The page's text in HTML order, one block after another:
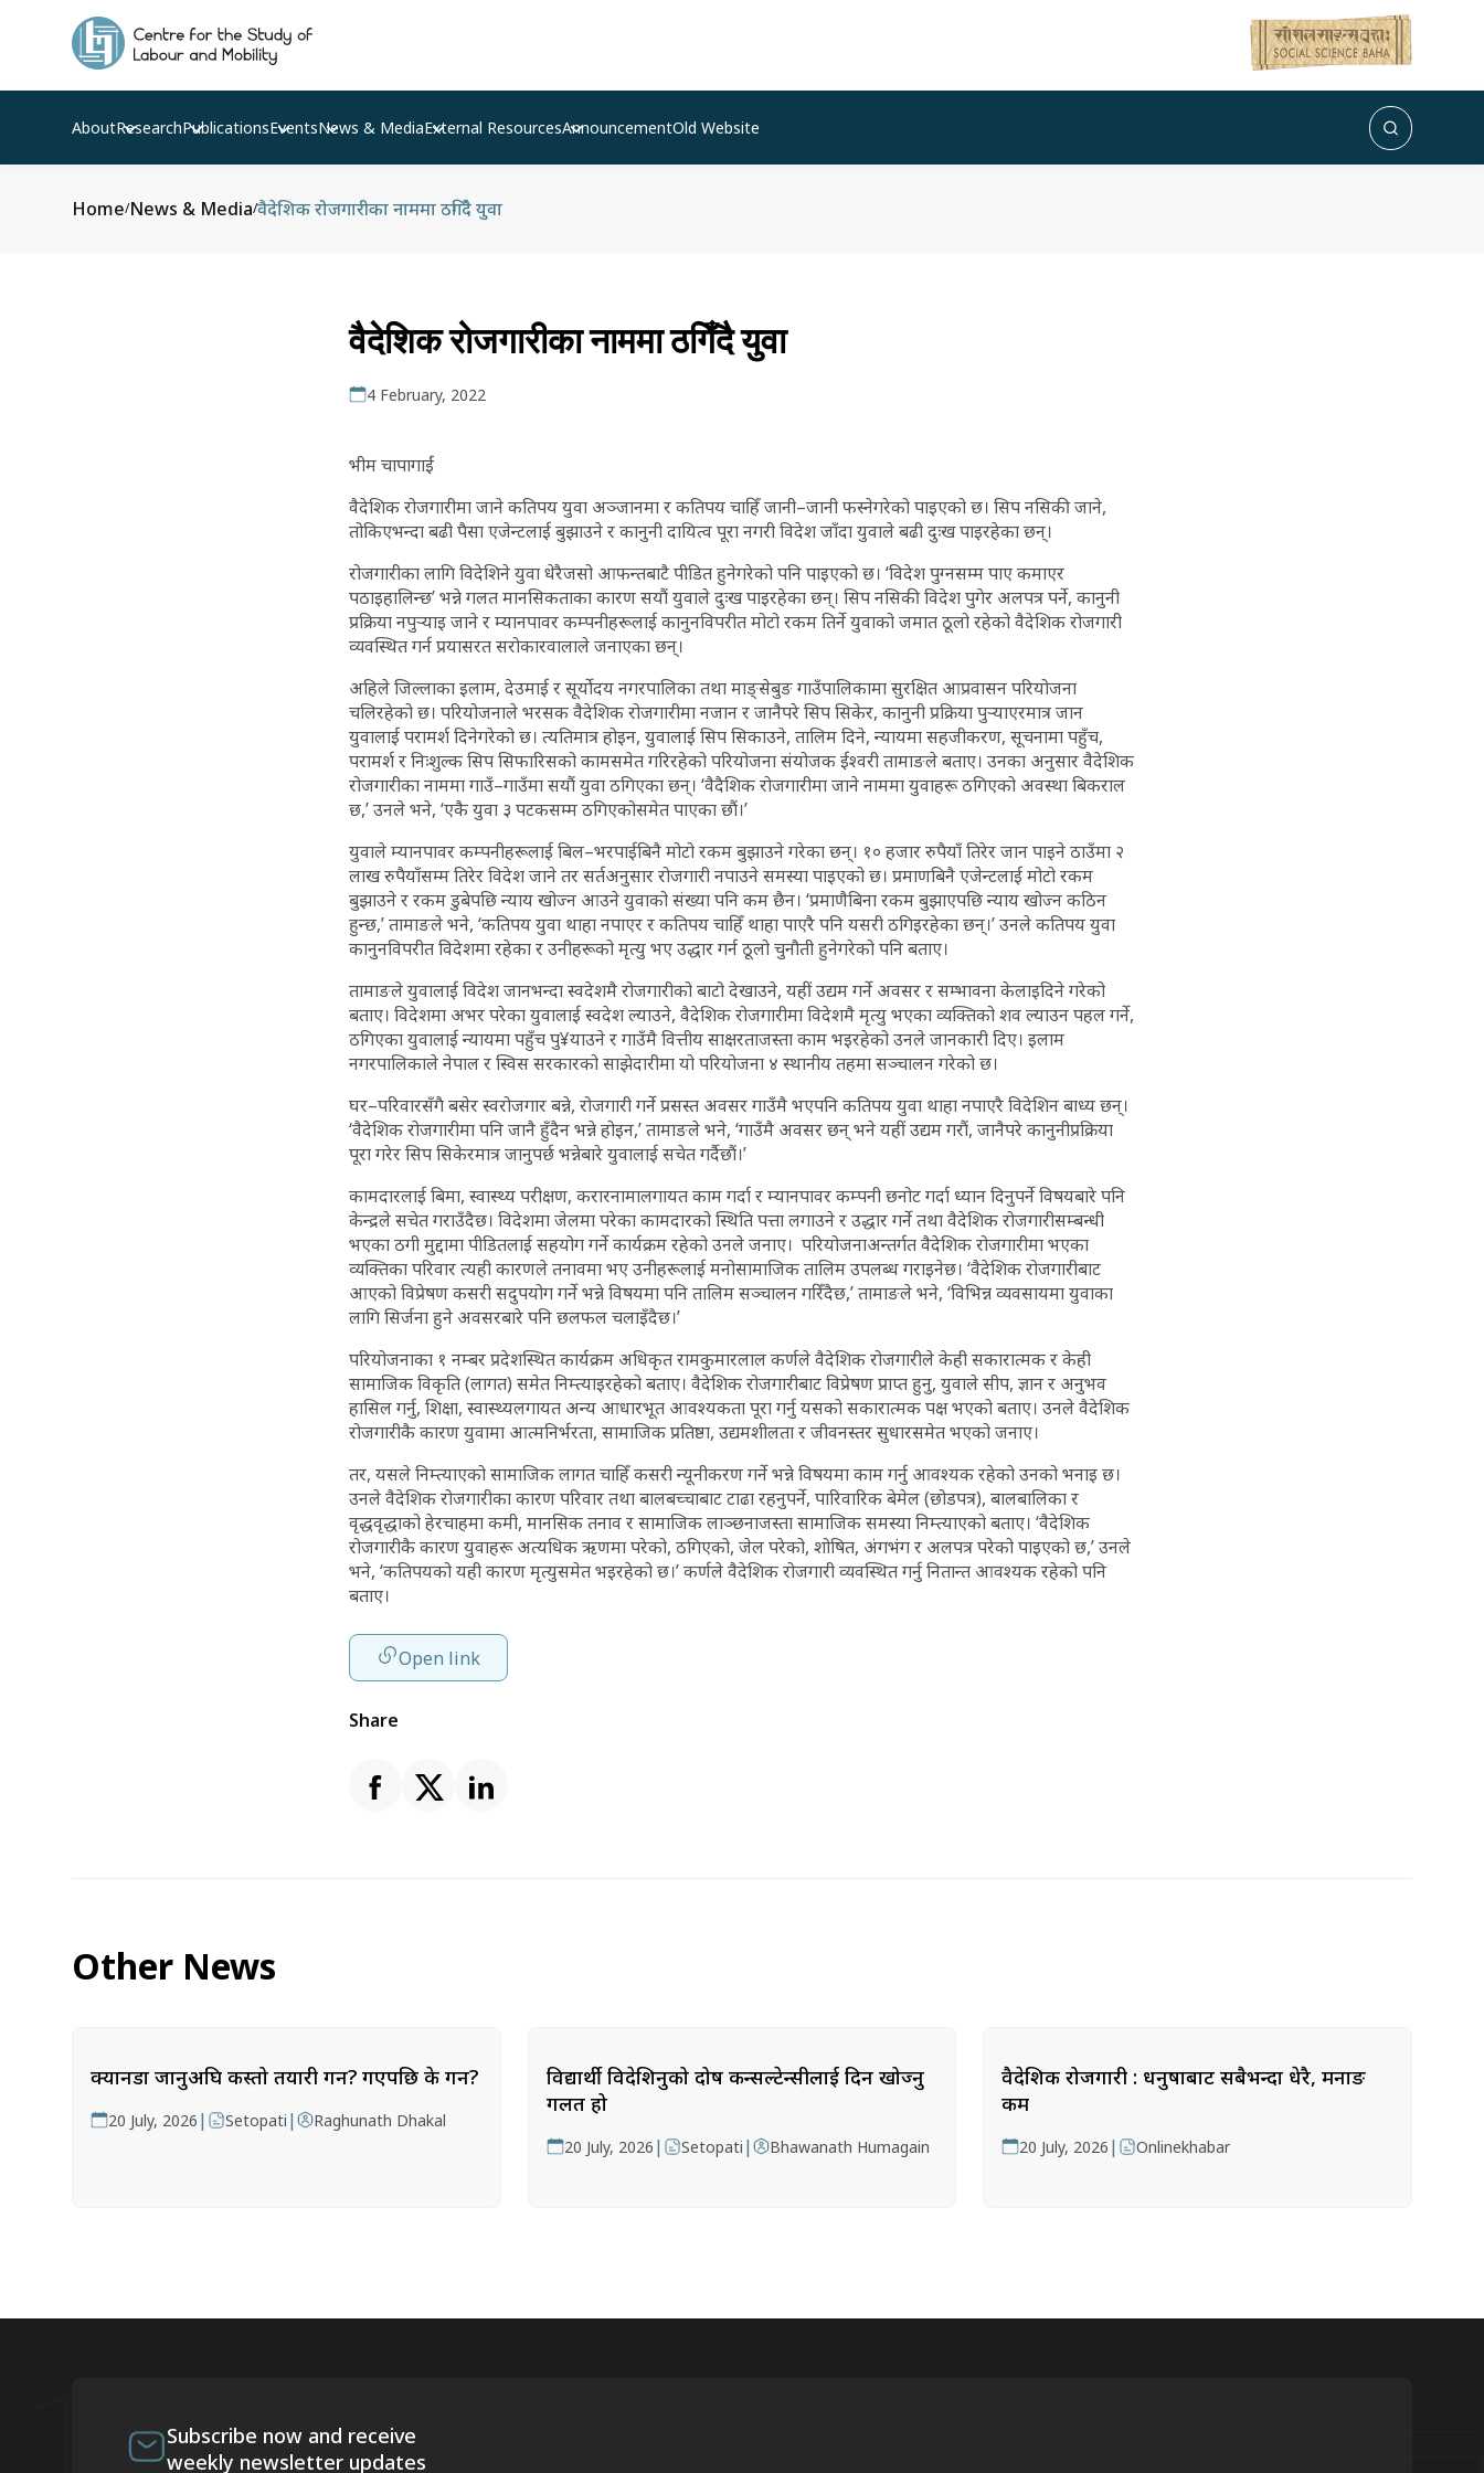
AboutResearchPublicationsEventsNews & MediaExternal ResourcesAnnouncementOld Website
Home/News & Media/वैदेशिक रोजगारीका नाममा ठगिँदै युवा
वैदेशिक रोजगारीका नाममा ठगिँदै युवा
4 February, 2022
भीम चापागाईं
वैदेशिक रोजगारीमा जाने कतिपय युवा अञ्जानमा र कतिपय चाहिँ जानी–जानी फस्नेगरेको पाइएको छ। सिप नसिकी जाने,
तोकिएभन्दा बढी पैसा एजेन्टलाई बुझाउने र कानुनी दायित्व पूरा नगरी विदेश जाँदा युवाले बढी दुःख पाइरहेका छन्।
रोजगारीका लागि विदेशिने युवा धेरैजसो आफन्तबाटै पीडित हुनेगरेको पनि पाइएको छ। ‘विदेश पुग्नसम्म पाए कमाएर
पठाइहालिन्छ’ भन्ने गलत मानसिकताका कारण सयौं युवाले दुःख पाइरहेका छन्। सिप नसिकी विदेश पुगेर अलपत्र पर्ने, कानुनी
प्रक्रिया नपुर्‍याइ जाने र म्यानपावर कम्पनीहरूलाई कानुनविपरीत मोटो रकम तिर्ने युवाको जमात ठूलो रहेको वैदेशिक रोजगारी
व्यवस्थित गर्न प्रयासरत सरोकारवालाले जनाएका छन्।
अहिले जिल्लाका इलाम, देउमाई र सूर्याेदय नगरपालिका तथा माङ्सेबुङ गाउँपालिकामा सुरक्षित आप्रवासन परियोजना
चलिरहेको छ। परियोजनाले भरसक वैदेशिक रोजगारीमा नजान र जानैपरे सिप सिकेर, कानुनी प्रक्रिया पुर्‍याएरमात्र जान
युवालाई परामर्श दिनेगरेको छ। त्यतिमात्र होइन, युवालाई सिप सिकाउने, तालिम दिने, न्यायमा सहजीकरण, सूचनामा पहुँच,
परामर्श र निःशुल्क सिप सिफारिसको कामसमेत गरिरहेको परियोजना संयोजक ईश्वरी तामाङले बताए। उनका अनुसार वैदेशिक
रोजगारीका नाममा गाउँ–गाउँमा सयौं युवा ठगिएका छन्। ‘वैदैशिक रोजगारीमा जाने नाममा युवाहरू ठगिएको अवस्था बिकराल
छ,’ उनले भने, ‘एकै युवा ३ पटकसम्म ठगिएकोसमेत पाएका छौं।’
युवाले म्यानपावर कम्पनीहरूलाई बिल–भरपाईबिनै मोटो रकम बुझाउने गरेका छन्। १० हजार रुपैयाँ तिरेर जान पाइने ठाउँमा २
लाख रुपैयाँसम्म तिरेर विदेश जाने तर सर्तअनुसार रोजगारी नपाउने समस्या पाइएको छ। प्रमाणबिनै एजेन्टलाई मोटो रकम
बुझाउने र रकम डुबेपछि न्याय खोज्न आउने युवाको संख्या पनि कम छैन। ‘प्रमाणैबिना रकम बुझाएपछि न्याय खोज्न कठिन
हुन्छ,’ तामाङले भने, ‘कतिपय युवा थाहा नपाएर र कतिपय चाहिँ थाहा पाएरै पनि यसरी ठगिइरहेका छन्।’ उनले कतिपय युवा
कानुनविपरीत विदेशमा रहेका र उनीहरूको मृत्यु भए उद्धार गर्न ठूलो चुनौती हुनेगरेको पनि बताए।
तामाङले युवालाई विदेश जानभन्दा स्वदेशमै रोजगारीको बाटो देखाउने, यहीं उद्यम गर्ने अवसर र सम्भावना केलाइदिने गरेको
बताए। विदेशमा अभर परेका युवालाई स्वदेश ल्याउने, वैदेशिक रोजगारीमा विदेशमै मृत्यु भएका व्यक्तिको शव ल्याउन पहल गर्ने,
ठगिएका युवालाई न्यायमा पहुँच पु¥याउने र गाउँमै वित्तीय साक्षरताजस्ता काम भइरहेको उनले जानकारी दिए। इलाम
नगरपालिकाले नेपाल र स्विस सरकारको साझेदारीमा यो परियोजना ४ स्थानीय तहमा सञ्चालन गरेको छ।
घर–परिवारसँगै बसेर स्वरोजगार बन्ने, रोजगारी गर्ने प्रसस्त अवसर गाउँमै भएपनि कतिपय युवा थाहा नपाएरै विदेशिन बाध्य छन्।
‘वैदेशिक रोजगारीमा पनि जानै हुँदैन भन्ने होइन,’ तामाङले भने, ‘गाउँमै अवसर छन् भने यहीं उद्यम गरौं, जानैपरे कानुनीप्रक्रिया
पूरा गरेर सिप सिकेरमात्र जानुपर्छ भन्नेबारे युवालाई सचेत गर्दैछौं।’
कामदारलाई बिमा, स्वास्थ्य परीक्षण, करारनामालगायत काम गर्दा र म्यानपावर कम्पनी छनोट गर्दा ध्यान दिनुपर्ने विषयबारे पनि
केन्द्रले सचेत गराउँदैछ। विदेशमा जेलमा परेका कामदारको स्थिति पत्ता लगाउने र उद्धार गर्ने तथा वैदेशिक रोजगारीसम्बन्धी
भएका ठगी मुद्दामा पीडितलाई सहयोग गर्ने कार्यक्रम रहेको उनले जनाए। परियोजनाअन्तर्गत वैदेशिक रोजगारीमा भएका
व्यक्तिका परिवार त्यही कारणले तनावमा भए उनीहरूलाई मनोसामाजिक तालिम उपलब्ध गराइनेछ। ‘वैदेशिक रोजगारीबाट
आएको विप्रेषण कसरी सदुपयोग गर्ने भन्ने विषयमा पनि तालिम सञ्चालन गरिँदैछ,’ तामाङले भने, ‘विभिन्न व्यवसायमा युवाका
लागि सिर्जना हुने अवसरबारे पनि छलफल चलाइँदैछ।’
परियोजनाका १ नम्बर प्रदेशस्थित कार्यक्रम अधिकृत रामकुमारलाल कर्णले वैदेशिक रोजगारीले केही सकारात्मक र केही
सामाजिक विकृति (लागत) समेत निम्त्याइरहेको बताए। वैदेशिक रोजगारीबाट विप्रेषण प्राप्त हुनु, युवाले सीप, ज्ञान र अनुभव
हासिल गर्नु, शिक्षा, स्वास्थ्यलगायत अन्य आधारभूत आवश्यकता पूरा गर्नु यसको सकारात्मक पक्ष भएको बताए। उनले वैदेशिक
रोजगारीकै कारण युवामा आत्मनिर्भरता, सामाजिक प्रतिष्ठा, उद्यमशीलता र जीवनस्तर सुधारसमेत भएको जनाए।
तर, यसले निम्त्याएको सामाजिक लागत चाहिँ कसरी न्यूनीकरण गर्ने भन्ने विषयमा काम गर्नु आवश्यक रहेको उनको भनाइ छ।
उनले वैदेशिक रोजगारीका कारण परिवार तथा बालबच्चाबाट टाढा रहनुपर्ने, पारिवारिक बेमेल (छोडपत्र), बालबालिका र
वृद्धवृद्धाको हेरचाहमा कमी, मानसिक तनाव र सामाजिक लाञ्छनाजस्ता सामाजिक समस्या निम्त्याएको बताए। ‘वैदेशिक
रोजगारीकै कारण युवाहरू अत्यधिक ऋणमा परेको, ठगिएको, जेल परेको, शोषित, अंगभंग र अलपत्र परेको पाइएको छ,’ उनले
भने, ‘कतिपयको यही कारण मृत्युसमेत भइरहेको छ।’ कर्णले वैदेशिक रोजगारी व्यवस्थित गर्नु नितान्त आवश्यक रहेको पनि
बताए।
Open link
Share
Other News
क्यानडा जानुअघि कस्तो तयारी गर्ने? गएपछि के गर्ने?
20 July, 2026 | Setopati | Raghunath Dhakal
विद्यार्थी विदेशिनुको दोष कन्सल्टेन्सीलाई दिन खोज्नु
गलत हो
20 July, 2026 | Setopati | Bhawanath Humagain
वैदेशिक रोजगारी : धनुषाबाट सबैभन्दा धेरै, मनाङ
कम
20 July, 2026 | Onlinekhabar
Subscribe now and receive
weekly newsletter updates